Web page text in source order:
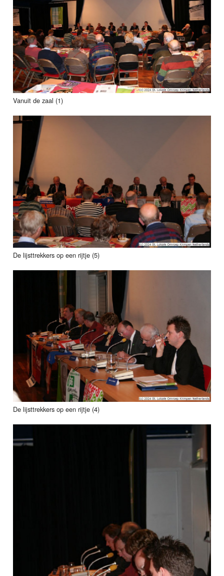
Vanuit de zaal (1)
De lijsttrekkers op een rijtje (5)
De lijsttrekkers op een rijtje (4)